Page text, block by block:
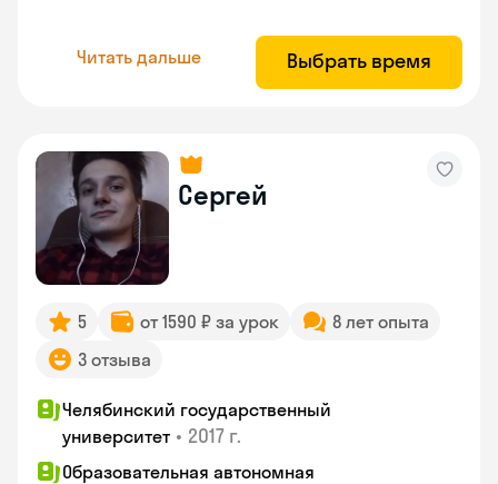
Читать дальше Выбрать время
Сергей
5 от 1590 ₽ за урок
8 лет опыта
3 отзыва
Челябинский государственный
университет • 2017 г.
Образовательная автономная